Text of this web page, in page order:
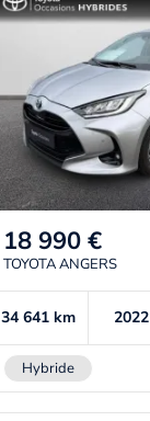
18 990 €
TOYOTA ANGERS
34 641km 2022
Hybride